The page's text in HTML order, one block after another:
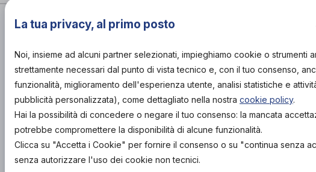
La tua privacy, al primo posto
Noi, insieme ad alcuni partner selezionati, impieghiamo cookie o strumenti
strettamente necessari dal punto di vista tecnico e, con il tuo consenso,
funzionalità, miglioramento dell'esperienza utente, analisi statistiche e
pubblicità personalizzata), come dettagliato nella nostra cookie policy.
Hai la possibilità di concedere o negare il tuo consenso: la mancata
potrebbe compromettere la disponibilità di alcune funzionalità.
Clicca su "Accetta i Cookie" per fornire il consenso o su "continua senza
senza autorizzare l'uso dei cookie non tecnici.